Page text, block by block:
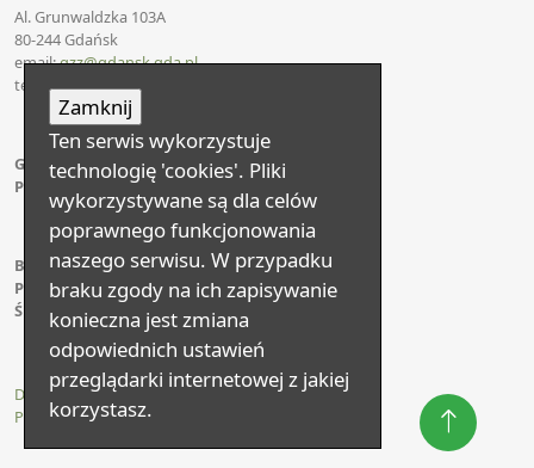
Al. Grunwaldzka 103A
80-244 Gdańsk
email:gzz@gdansk.gda.pl
tel: +48 58 573 10 10
Godziny urzędowania:
Pon. - pt. 7.00 - 15.00
Biuro Obsługi Klienta:
Pon., wt., czw., pt. 7.00 - 15.00
Śr. - 7.00 - 16.30
Deklaracja dostępności
Polityka prywantości
Ten serwis wykorzystuje
technologię 'cookies'. Pliki
wykorzystywane są dla celów
poprawnego funkcjonowania
naszego serwisu. W przypadku
braku zgody na ich zapisywanie
konieczna jest zmiana
odpowiednich ustawień
przeglądarki internetowej z jakiej
korzystasz.